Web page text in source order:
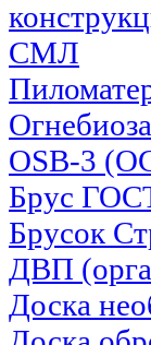
СМЛ
OSB-3
Брус
Брусок
ДВП
Доска